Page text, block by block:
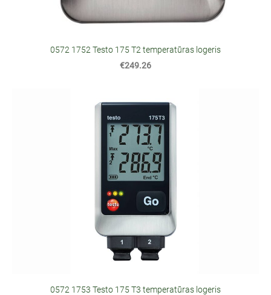
0572 1752 Testo 175 T2 temperatūras logeris
€249.26
0572 1753 Testo 175 T3 temperatūras logeris